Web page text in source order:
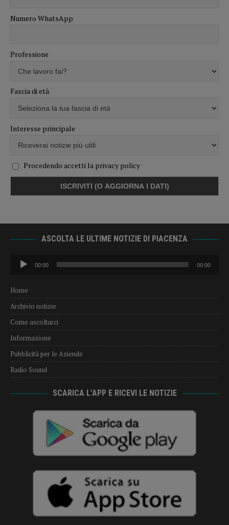
Numero WhatsApp
Professione
Fascia di età
Interesse principale
Procedendo accetti la privacy policy
ASCOLTA LE ULTIME NOTIZIE DI PIACENZA
Audio
Player
00:00 00:00
Home
Archivio notizie
Come ascoltarci
Informazione
Pubblicità per le Aziende
Radio Sound
SCARICA L’APP E RICEVI LE NOTIZIE